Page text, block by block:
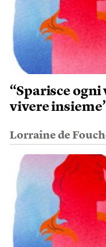
“Sparisce ogni
vivere
Lorraine de